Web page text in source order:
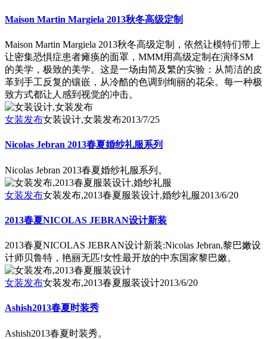
Maison Martin Margiela 2013秋冬高级定制
Maison Martin Margiela 2013秋冬高级定制，依然让模特们带上
让密集恐惧症患者瘫痪的面罩，MMM用高级定制在演绎SM
的美学，极致的美学。这是一场由简及繁的实验：从简洁的皮
革到手工反复的镶嵌，从冷酷的色调到绚丽的花朵。每一种极
致方式都让人感到视觉的冲击。
女装发布女装设计,女装发布2013/7/25
Nicolas Jebran 2013春夏婚纱礼服系列
Nicolas Jebran 2013春夏婚纱礼服系列。
女装发布女装发布,2013春夏服装设计,婚纱礼服2013/6/20
2013春夏NICOLAS JEBRAN设计新装
2013春夏NICOLAS JEBRAN设计新装:Nicolas Jebran,黎巴嫩设
计师贝鲁特，艳丽无匹!女性最开放的中东国家黎巴嫩。
女装发布女装发布,2013春夏服装设计2013/6/20
Ashish2013春夏时装秀
Ashish2013春夏时装秀。